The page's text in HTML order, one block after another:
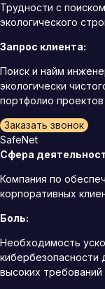
Трудности с
экологического
Запрос клиента:
Поиск и найм
экологически
портфолио проектов
Заказать звонок
SafeNet
Сфера
Компания по
корпоративных
Боль:
Необходимость
кибербезопасности
высоких требований